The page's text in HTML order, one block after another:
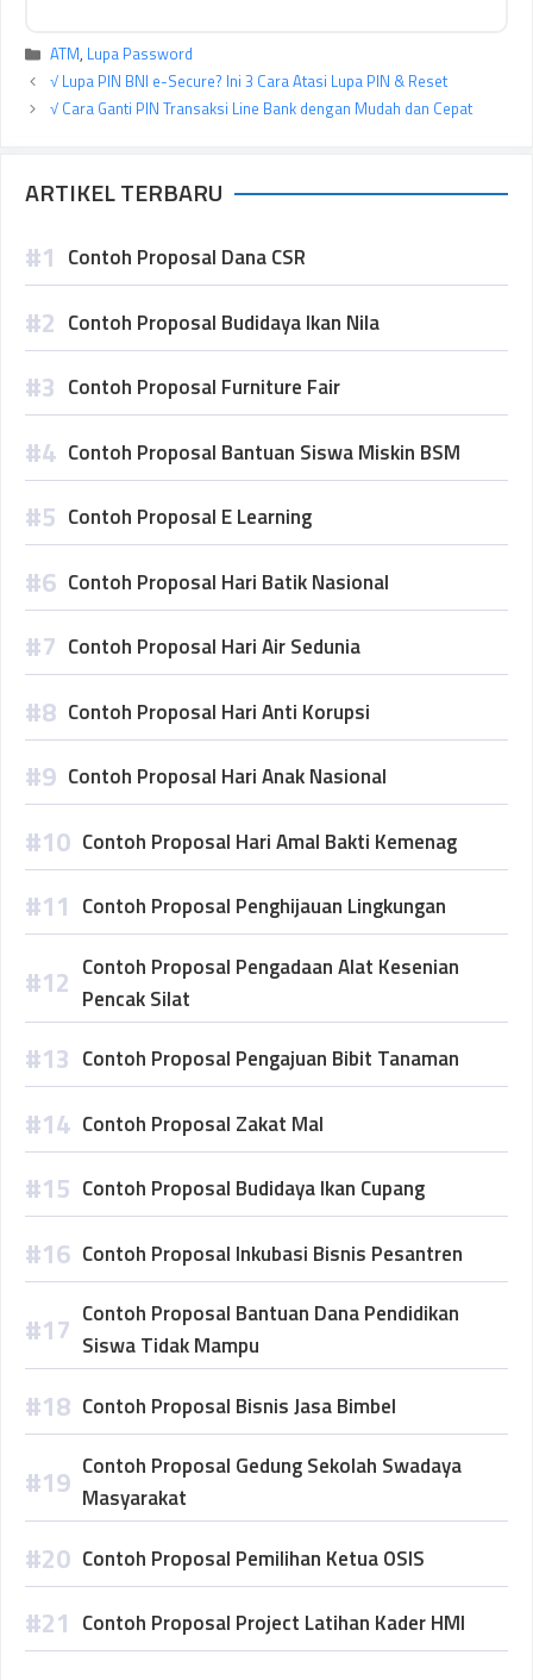
Kategori
ATM, Lupa Password
√ Lupa PIN BNI e-Secure? Ini 3 Cara Atasi Lupa PIN & Reset
√ Cara Ganti PIN Transaksi Line Bank dengan Mudah dan Cepat
ARTIKEL TERBARU
Contoh Proposal Dana CSR
Contoh Proposal Budidaya Ikan Nila
Contoh Proposal Furniture Fair
Contoh Proposal Bantuan Siswa Miskin BSM
Contoh Proposal E Learning
Contoh Proposal Hari Batik Nasional
Contoh Proposal Hari Air Sedunia
Contoh Proposal Hari Anti Korupsi
Contoh Proposal Hari Anak Nasional
Contoh Proposal Hari Amal Bakti Kemenag
Contoh Proposal Penghijauan Lingkungan
Contoh Proposal Pengadaan Alat Kesenian
Pencak Silat
Contoh Proposal Pengajuan Bibit Tanaman
Contoh Proposal Zakat Mal
Contoh Proposal Budidaya Ikan Cupang
Contoh Proposal Inkubasi Bisnis Pesantren
Contoh Proposal Bantuan Dana Pendidikan
Siswa Tidak Mampu
Contoh Proposal Bisnis Jasa Bimbel
Contoh Proposal Gedung Sekolah Swadaya
Masyarakat
Contoh Proposal Pemilihan Ketua OSIS
Contoh Proposal Project Latihan Kader HMI